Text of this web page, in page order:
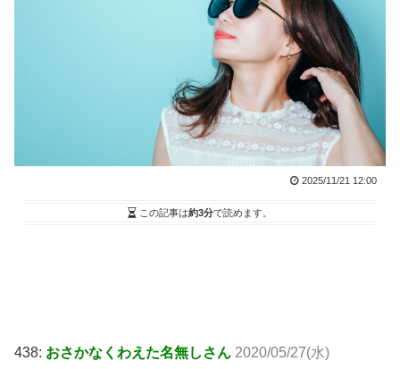
2025/11/21 12:00
この記事は約3分で読めます。
438: おさかなくわえた名無しさん 2020/05/27(水)